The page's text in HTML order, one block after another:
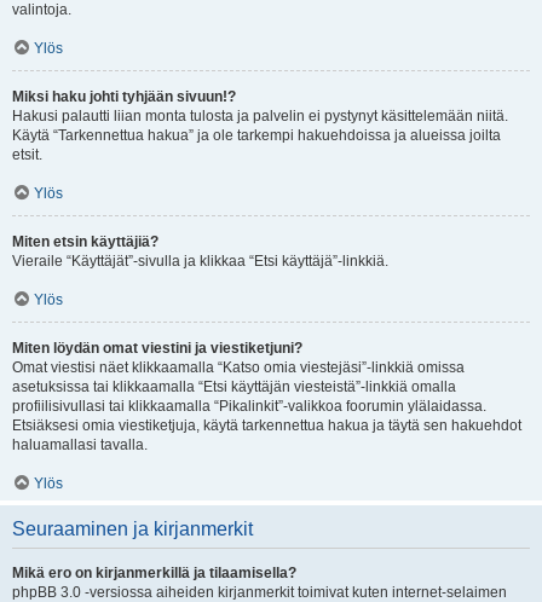
valintoja.
Ylös
Miksi haku johti tyhjään sivuun!?
Hakusi palautti liian monta tulosta ja palvelin ei pystynyt käsittelemään niitä.
Käytä “Tarkennettua hakua” ja ole tarkempi hakuehdoissa ja alueissa joilta
etsit.
Ylös
Miten etsin käyttäjiä?
Vieraile “Käyttäjät”-sivulla ja klikkaa “Etsi käyttäjä”-linkkiä.
Ylös
Miten löydän omat viestini ja viestiketjuni?
Omat viestisi näet klikkaamalla “Katso omia viestejäsi”-linkkiä omissa
asetuksissa tai klikkaamalla “Etsi käyttäjän viesteistä”-linkkiä omalla
profiilisivullasi tai klikkaamalla “Pikalinkit”-valikkoa foorumin ylälaidassa.
Etsiäksesi omia viestiketjuja, käytä tarkennettua hakua ja täytä sen hakuehdot
haluamallasi tavalla.
Ylös
Seuraaminen ja kirjanmerkit
Mikä ero on kirjanmerkillä ja tilaamisella?
phpBB 3.0 -versiossa aiheiden kirjanmerkit toimivat kuten internet-selaimen